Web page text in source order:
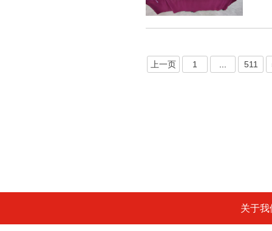
上一页 1 511
关于我